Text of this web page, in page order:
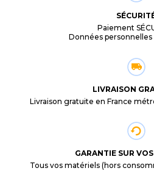
Paiement
Données personnelles
LIVRAISON
GARANTIE SUR